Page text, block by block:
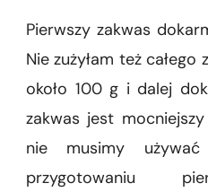
Pierwszy zakwas
Nie zużyłam też całego
około 100 g i dalej
zakwas jest
nie musimy
przygotowaniu